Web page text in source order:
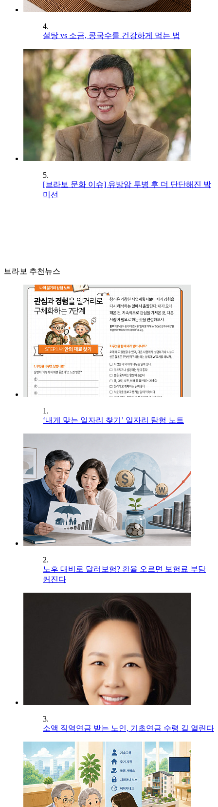
4.
설탕 vs 소금, 콩국수를 건강하게 먹는 법
5.
[브라보 문화 이슈] 유방암 투병 후 더 단단해진 박
미선
브라보 추천뉴스
1.
‘내게 맞는 일자리 찾기’ 일자리 탐험 노트
2.
노후 대비로 달러보험? 환율 오르면 보험료 부담
커진다
3.
소액 직역연금 받는 노인, 기초연금 수령 길 열린다